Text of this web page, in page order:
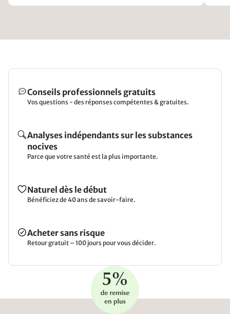
Conseils professionnels gratuits
Vos questions - des réponses compétentes & gratuites.
Analyses indépendants sur les substances
nocives
Parce que votre santé est la plus importante.
Naturel dès le début
Bénéficiez de 40 ans de savoir-faire.
Acheter sans risque
Retour gratuit – 100 jours pour vous décider.